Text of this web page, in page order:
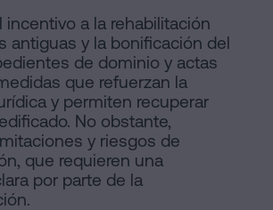
incentivo a la rehabilitación
antiguas y la bonificación del
de dominio y actas
que refuerzan la
y permiten recuperar
No obstante,
y riesgos de
que requieren una
por parte de la